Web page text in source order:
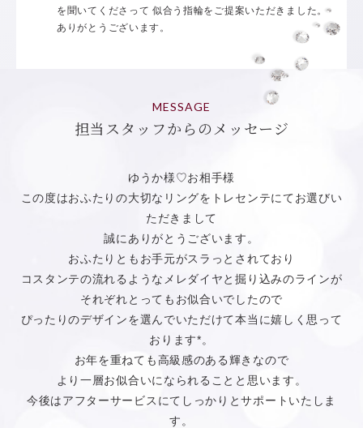
を聞いてくださって 似合う指輪をご提案いただきました。
ありがとうございます。
MESSAGE
担当スタッフからのメッセージ
ゆうか様♡お相手様
この度はおふたりの大切なリングをトレセンテにてお選びい
ただきまして
誠にありがとうございます。
おふたりともお手元がスラっとされており
コスタンテの流れるようなメレダイヤと掘り込みのラインが
それぞれとってもお似合いでしたので
ぴったりのデザインを選んでいただけて本当に嬉しく思って
おります*。
お年を重ねても高級感のある輝きなので
より一層お似合いになられることと思います。
今後はアフターサービスにてしっかりとサポートいたしま
す。